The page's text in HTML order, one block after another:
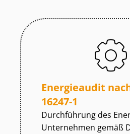
Energieaudit
16247-1
Durchführung des
Unternehmen gemäß